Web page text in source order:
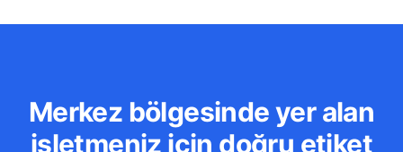
Merkez bölgesinde yer alan
işletmeniz için doğru etiket